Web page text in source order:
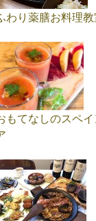
わり薬膳お料理教
もてなしのスペ